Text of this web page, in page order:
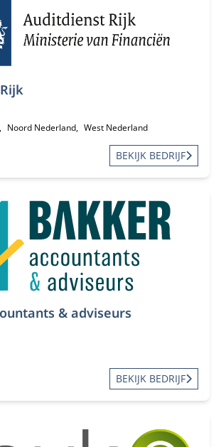
Noord Nederland West Nederland
BEKIJK BEDRIJF
& adviseurs
BEKIJK BEDRIJF